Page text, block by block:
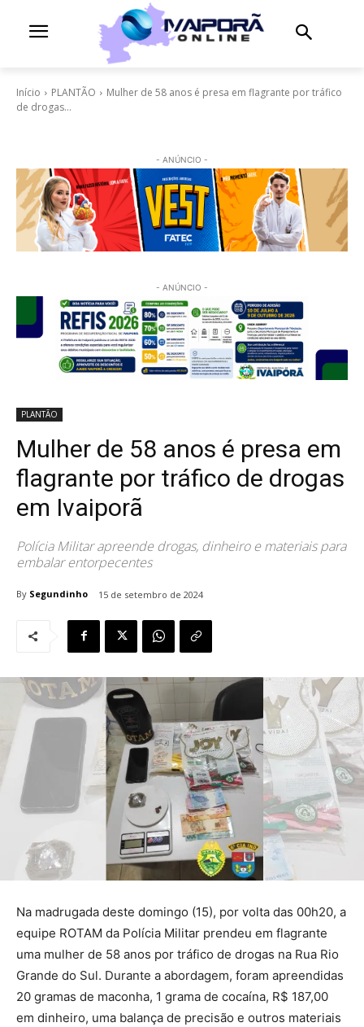
Início PLANTÃO
Mulher de 58 anos é presa em flagrante por tráfico
de drogas...
- ANÚNCIO -
- ANÚNCIO -
PLANTÃO
Mulher de 58 anos é presa em
flagrante por tráfico de drogas
em Ivaiporã
Polícia Militar apreende drogas, dinheiro e materiais para
embalar entorpecentes
By Segundinho 15 de setembro de 2024
Na madrugada deste domingo (15), por volta das 00h20, a
equipe ROTAM da Polícia Militar prendeu em flagrante
uma mulher de 58 anos por tráfico de drogas na Rua Rio
Grande do Sul. Durante a abordagem, foram apreendidas
20 gramas de maconha, 1 grama de cocaína, R$ 187,00
em dinheiro, uma balança de precisão e outros materiais